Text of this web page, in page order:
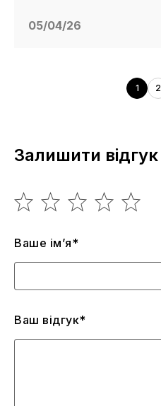
05/04/26
1 2
Залишити відгук
Ваше ім’я*
Ваш відгук*